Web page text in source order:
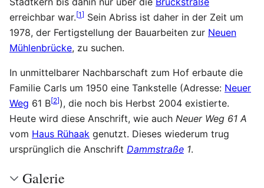
erreichbar war.[1] Sein Abriss ist daher in der Zeit um
1978, der Fertigstellung der Bauarbeiten zur Neuen
Mühlenbrücke, zu suchen.
In unmittelbarer Nachbarschaft zum Hof erbaute die
Familie Carls um 1950 eine Tankstelle (Adresse: Neuer
Weg 61 B[2]), die noch bis Herbst 2004 existierte.
Heute wird diese Anschrift, wie auch Neuer Weg 61 A
vom Haus Rühaak genutzt. Dieses wiederum trug
ursprünglich die Anschrift Dammstraße 1.
Galerie